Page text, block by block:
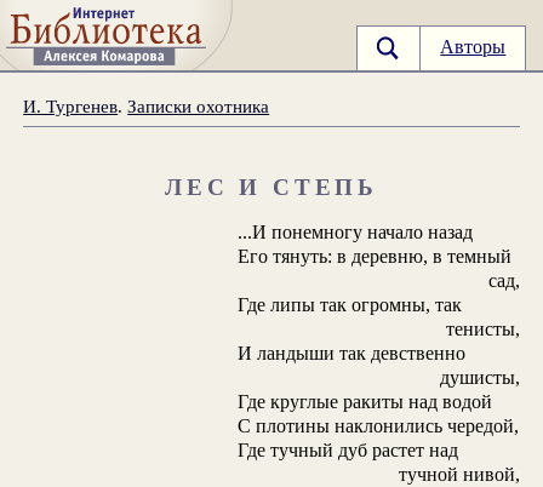
Авторы
И. Тургенев.Записки охотника
ЛЕС И СТЕПЬ
...И понемногу начало назад
Его тянуть: в деревню, в темный
сад,
Где липы так огромны, так
тенисты,
И ландыши так девственно
душисты,
Где круглые ракиты над водой
С плотины наклонились чередой,
Где тучный дуб растет над
тучной нивой,